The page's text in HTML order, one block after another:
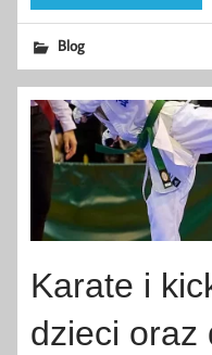
Blog
Karate i
dzieci oraz